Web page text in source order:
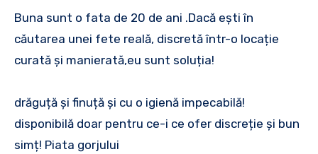
Buna sunt o fata de 20 de ani .Dacă ești în
căutarea unei fete reală, discretă într-o locație
curată și manierată,eu sunt soluția!
drăguță și finuță și cu o igienă impecabilă!
disponibilă doar pentru ce-i ce ofer discreție și bun
simț! Piata gorjului